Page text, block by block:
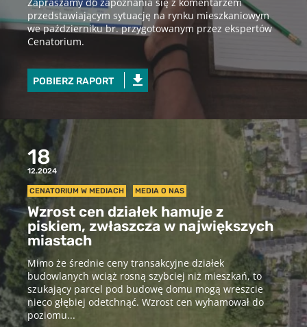
przedstawiającym sytuację na rynku mieszkaniowym
we październiku br. przygotowanym przez ekspertów
Cenatorium.
POBIERZ RAPORT
18
12.2024
CENATORIUM W MEDIACH MEDIA O NAS
Wzrost cen działek hamuje z
piskiem, zwłaszcza w największych
miastach
Mimo że średnie ceny transakcyjne działek
budowlanych wciąż rosną szybciej niż mieszkań, to
szukający parcel pod budowę domu mogą wreszcie
nieco głębiej odetchnąć. Wzrost cen wyhamował do
poziomu...